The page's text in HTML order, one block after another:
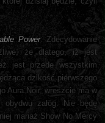
Power. Zdecydowanie
że dlatego, iż jest
jest przede wszystkim
dzikość pierwszego
Aura Noir, wreszcie ma w
załóg. Nie będę
mariaż Show No Mercy